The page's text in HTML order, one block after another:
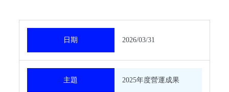
日期 2026/03/31
主題 2025年度營運成果